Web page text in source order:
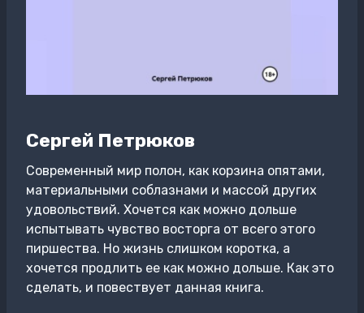
Сергей Петрюков
Современный мир полон, как корзина опятами,
материальными соблазнами и массой других
удовольствий. Хочется как можно дольше
испытывать чувство восторга от всего этого
пиршества. Но жизнь слишком коротка, а
хочется продлить ее как можно дольше. Как это
сделать, и повествует данная книга.